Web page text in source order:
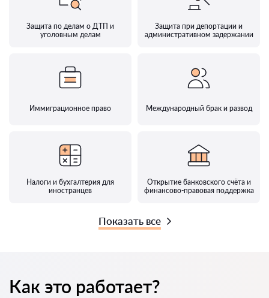
Защита по делам о ДТП и
уголовным делам
Защита при депортации и
административном задержании
Иммиграционное право Международный брак и развод
Налоги и бухгалтерия для
иностранцев
Открытие банковского счёта и
финансово-правовая поддержка
Показать все
Как это работает?